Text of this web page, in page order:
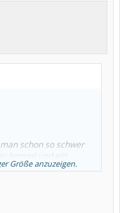
schon so schwer
kommt und ein
stattfinden kann.
Größe anzuzeigen.